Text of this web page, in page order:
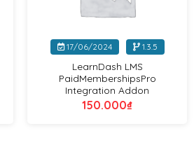
17/06/2024 1.3.5
LearnDash LMS
PaidMembershipsPro
Integration Addon
150.000₫